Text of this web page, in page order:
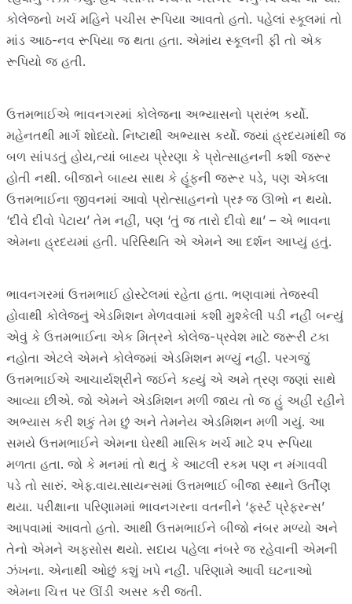
કોલેજનો ખર્ચ મહિને પચીસ રૂપિયા આવતો હતો. પહેલાં સ્કૂલમાં તો
માંડ આઠ-નવ રૂપિયા જ થતા હતા. એમાંય સ્કૂલની ફી તો એક
રૂપિયો જ હતી.
ઉત્તમભાઈએ ભાવનગરમાં કોલેજના અભ્યાસનો પ્રારંભ કર્યો.
મહેનતથી માર્ગ શોધ્યો. નિષ્ટાથી અભ્યાસ કર્યો. જ્યાં હ્રદયમાંથી જ
બળ સાંપડતું હોય,ત્યાં બાહ્ય પ્રેરણા કે પ્રોત્સાહનની કશી જરૂર
હોતી નથી. બીજાને બાહ્ય સાથ કે હૂંફની જરૂર પડે, પણ એકલા
ઉત્તમભાઈના જીવનમાં આવો પ્રોત્સાહનનો પ્રશ્ન જ ઊભો ન થયો.
‘દીવે દીવો પેટાય’ તેમ નહીં, પણ ‘તું જ તારો દીવો થા’ – એ ભાવના
એમના હ્રદયમાં હતી. પરિસ્થિતિ એ એમને આ દર્શન આપ્યું હતું.
ભાવનગરમાં ઉત્તમભાઈ હોસ્ટેલમાં રહેતા હતા. ભણવામાં તેજસ્વી
હોવાથી કોલેજનું એડમિશન મેળવવામાં કશી મુશ્કેલી પડી નહીં બન્યું
એવું કે ઉત્તમભાઈના એક મિત્રને કોલેજ-પ્રવેશ માટે જરૂરી ટકા
નહોતા એટલે એમને કોલેજમાં એડમિશન મળ્યું નહીં. પરગજું
ઉત્તમભાઈએ આચાર્યશ્રીને જઈને કહ્યું એ અમે ત્રણ જણાં સાથે
આવ્યા છીએ. જો એમને એડમિશન મળી જાય તો જ હું અહીં રહીને
અભ્યાસ કરી શકું તેમ છું અને તેમનેય એડમિશન મળી ગયું. આ
સમયે ઉત્તમભાઈને એમના ઘેરથી માસિક ખર્ચ માટે ૨૫ રૂપિયા
મળતા હતા. જો કે મનમાં તો થતું કે આટલી રકમ પણ ન મંગાવવી
પડે તો સારું. એફ.વાય.સાયન્સમાં ઉત્તમભાઈ બીજા સ્થાને ઉર્તીણ
થયા. પરીક્ષાના પરિણામમાં ભાવનગરના વતનીને ‘ફર્સ્ટ પ્રેફરન્સ’
આપવામાં આવતો હતો. આથી ઉત્તમભાઈને બીજો નંબર મળ્યો અને
તેનો એમને અફસોસ થયો. સદાય પહેલા નંબરે જ રહેવાની એમની
ઝંખના. એનાથી ઓછું કશું ખપે નહીં. પરિણામે આવી ઘટનાઓ
એમના ચિત્ત પર ઊંડી અસર કરી જતી.